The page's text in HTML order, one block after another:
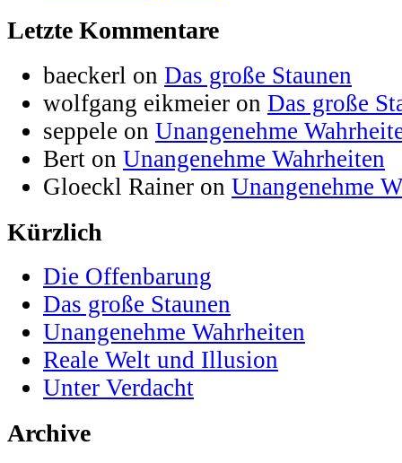
Letzte Kommentare
baeckerl on Das große Staunen
wolfgang eikmeier on Das große
seppele on Unangenehme
Bert on Unangenehme Wahrheiten
Gloeckl Rainer on Unangenehme
Kürzlich
Die Offenbarung
Das große Staunen
Unangenehme Wahrheiten
Reale Welt und Illusion
Unter Verdacht
Archive